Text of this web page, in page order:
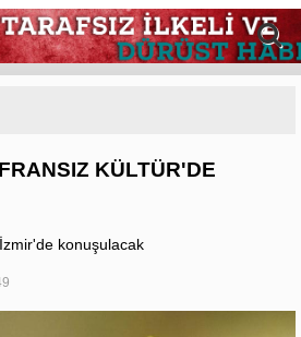
KÜLTÜR'DE
konuşulacak